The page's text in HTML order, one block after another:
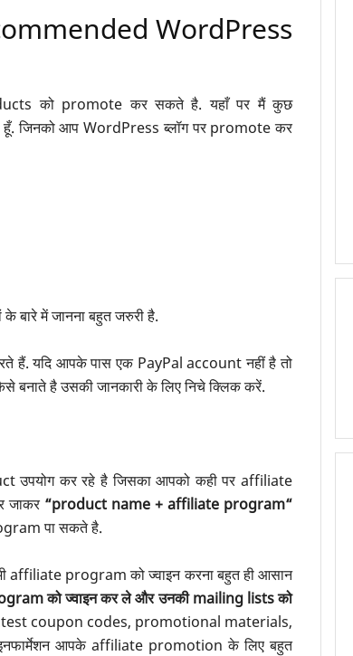
WordPress
को promote कर सकते है. यहाँ पर मैं कुछ
जिनको आप WordPress ब्लॉग पर promote कर
में जानना बहुत जरुरी है.
हैं. यदि आपके पास एक PayPal account नहीं है तो
है उसकी जानकारी के लिए निचे क्लिक करें.
कर रहे है जिसका आपको कही पर affiliate
जाकर “product name + affiliate program“
पा सकते है.
affiliate program को ज्वाइन करना बहुत ही आसान
को ज्वाइन कर ले और उनकी mailing lists को
coupon codes, promotional materials,
आपके affiliate promotion के लिए बहुत